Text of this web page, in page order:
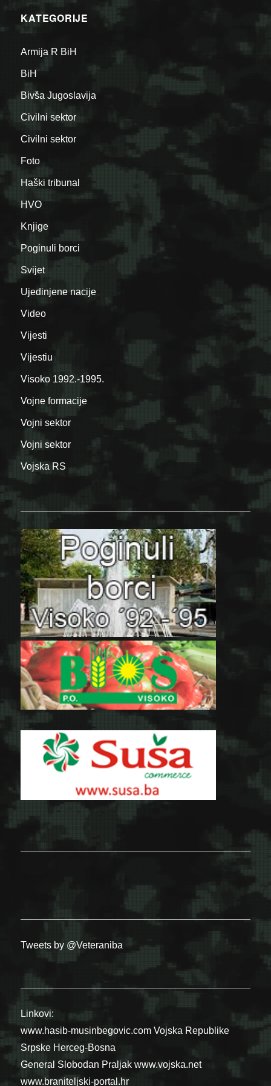
KATEGORIJE
Armija R BiH
BiH
Bivša Jugoslavija
Civilni sektor
Civilni sektor
Foto
Haški tribunal
HVO
Knjige
Poginuli borci
Svijet
Ujedinjene nacije
Video
Vijesti
Vijestiu
Visoko 1992.-1995.
Vojne formacije
Vojni sektor
Vojni sektor
Vojska RS
Tweets by @Veteraniba
Linkovi:
www.hasib-musinbegovic.com Vojska Republike
Srpske Herceg-Bosna
General Slobodan Praljak www.vojska.net
www.braniteljski-portal.hr